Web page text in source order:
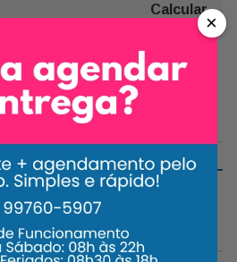
Presentear com Carinho
×